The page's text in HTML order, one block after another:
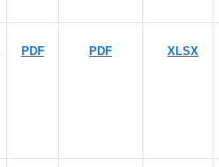
PDF PDF XLSX